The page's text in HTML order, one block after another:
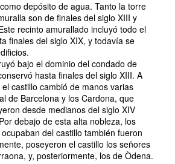
depósito de agua. Tanto la torre
son de finales del siglo XIII y
recinto amurallado incluyó todo el
finales del siglo XIX, y todavía se
bajo el dominio del condado de
hasta finales del siglo XIII. A
castillo cambió de manos varias
de Barcelona y los Cardona, que
desde medianos del siglo XIV
debajo de esta alta nobleza, los
del castillo también fueron
poseyeron el castillo los señores
y, posteriormente, los de Òdena.